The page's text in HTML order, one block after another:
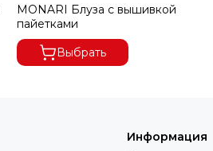
MONARI Блуза с вышивкой
пайетками
Выбрать
Информация